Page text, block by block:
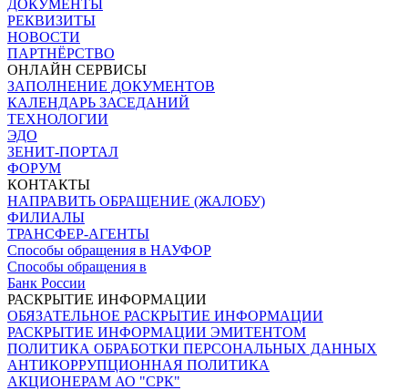
ДОКУМЕНТЫ
РЕКВИЗИТЫ
НОВОСТИ
ПАРТНЁРСТВО
ОНЛАЙН СЕРВИСЫ
ЗАПОЛНЕНИЕ ДОКУМЕНТОВ
КАЛЕНДАРЬ ЗАСЕДАНИЙ
ТЕХНОЛОГИИ
ЭДО
ЗЕНИТ-ПОРТАЛ
ФОРУМ
КОНТАКТЫ
НАПРАВИТЬ ОБРАЩЕНИЕ (ЖАЛОБУ)
ФИЛИАЛЫ
ТРАНСФЕР-АГЕНТЫ
Способы обращения в НАУФОР
Способы обращения в
Банк России
РАСКРЫТИЕ ИНФОРМАЦИИ
ОБЯЗАТЕЛЬНОЕ РАСКРЫТИЕ ИНФОРМАЦИИ
РАСКРЫТИЕ ИНФОРМАЦИИ ЭМИТЕНТОМ
ПОЛИТИКА ОБРАБОТКИ ПЕРСОНАЛЬНЫХ ДАННЫХ
АНТИКОРРУПЦИОННАЯ ПОЛИТИКА
АКЦИОНЕРАМ АО "СРК"